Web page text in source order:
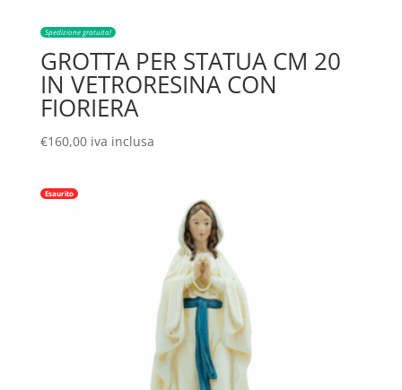
Spedizione gratuita!
GROTTA PER STATUA CM 20
IN VETRORESINA CON
FIORIERA
€160,00 iva inclusa
Esaurito